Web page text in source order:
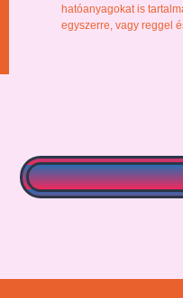
hatóanyagokat is
egyszerre, vagy reggel